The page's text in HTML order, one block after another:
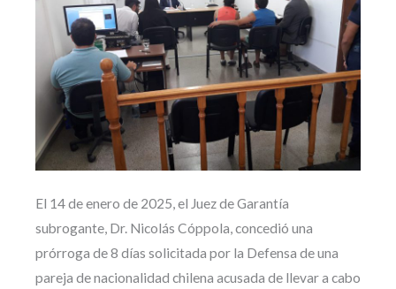
El 14 de enero de 2025, el Juez de Garantía
subrogante, Dr. Nicolás Cóppola, concedió una
prórroga de 8 días solicitada por la Defensa de una
pareja de nacionalidad chilena acusada de llevar a cabo